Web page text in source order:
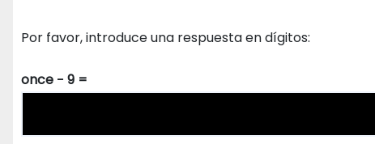
Por favor, introduce una respuesta en dígitos:
once − 9 =